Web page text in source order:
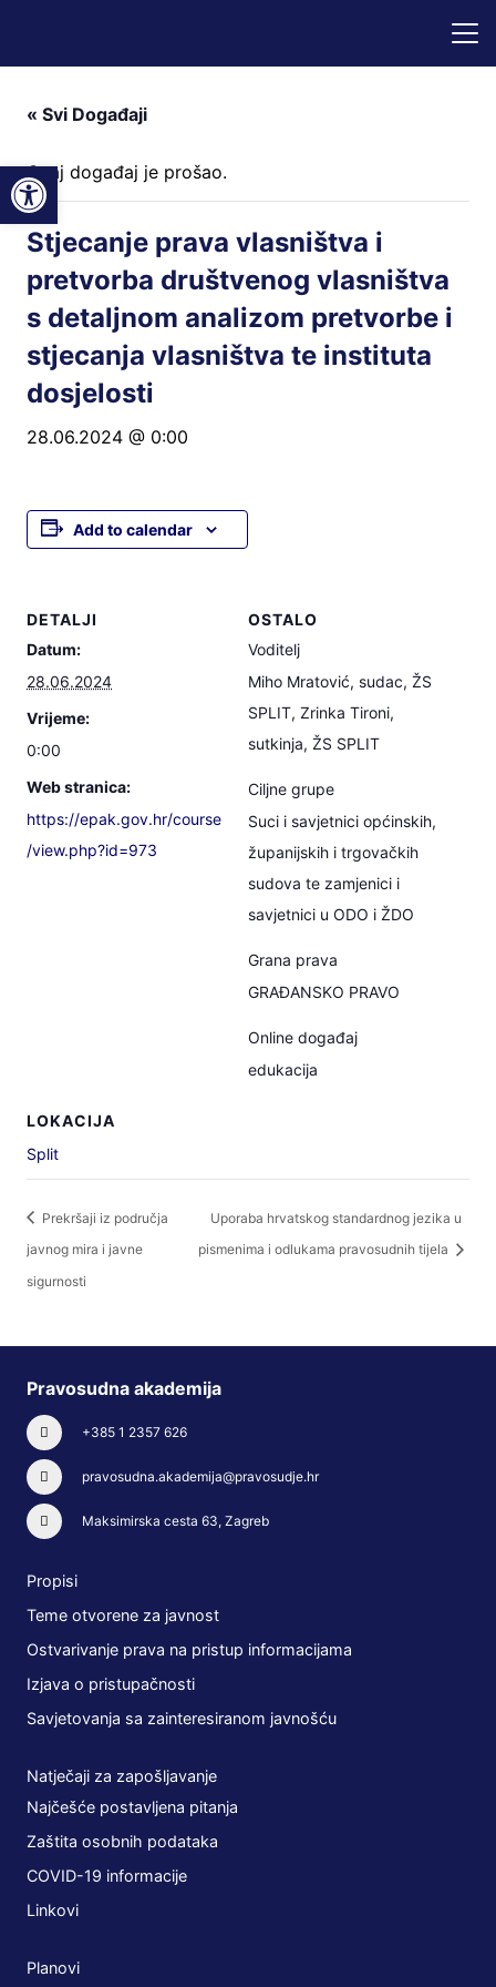
« Svi Događaji
Ovaj događaj je prošao.
Stjecanje prava vlasništva i
pretvorba društvenog vlasništva
s detaljnom analizom pretvorbe i
stjecanja vlasništva te instituta
dosjelosti
28.06.2024 @ 0:00
Add to calendar
DETALJI
Datum:
28.06.2024
Vrijeme:
0:00
Web stranica:
https://epak.gov.hr/course
/view.php?id=973
LOKACIJA
Split
OSTALO
Voditelj
Miho Mratović, sudac, ŽS
SPLIT, Zrinka Tironi,
sutkinja, ŽS SPLIT
Ciljne grupe
Suci i savjetnici općinskih,
županijskih i trgovačkih
sudova te zamjenici i
savjetnici u ODO i ŽDO
Grana prava
GRAĐANSKO PRAVO
Online događaj
edukacija
Prekršaji iz područja
javnog mira i javne
sigurnosti
Uporaba hrvatskog standardnog jezika u
pismenima i odlukama pravosudnih tijela
Pravosudna akademija
+385 1 2357 626
pravosudna.akademija@pravosudje.hr
Maksimirska cesta 63, Zagreb
Propisi
Teme otvorene za javnost
Ostvarivanje prava na pristup informacijama
Izjava o pristupačnosti
Savjetovanja sa zainteresiranom javnošću
Natječaji za zapošljavanje
Najčešće postavljena pitanja
Zaštita osobnih podataka
COVID-19 informacije
Linkovi
Planovi
Open toolbar